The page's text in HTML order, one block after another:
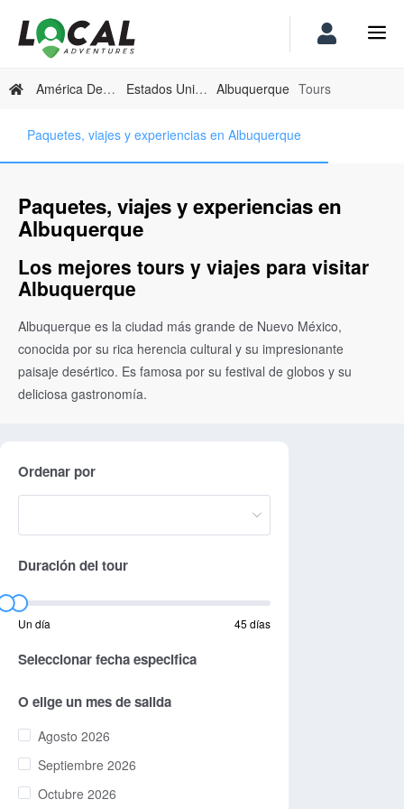
América Del Norte Estados Unidos Albuquerque Tours
Paquetes, viajes y experiencias en Albuquerque
Paquetes, viajes y experiencias en
Albuquerque
Los mejores tours y viajes para visitar
Albuquerque
Albuquerque es la ciudad más grande de Nuevo México,
conocida por su rica herencia cultural y su impresionante
paisaje desértico. Es famosa por su festival de globos y su
deliciosa gastronomía.
Ordenar por
Duración del tour
Un día 45 días
Seleccionar fecha especifica
O elige un mes de salida
Agosto 2026
Septiembre 2026
Octubre 2026